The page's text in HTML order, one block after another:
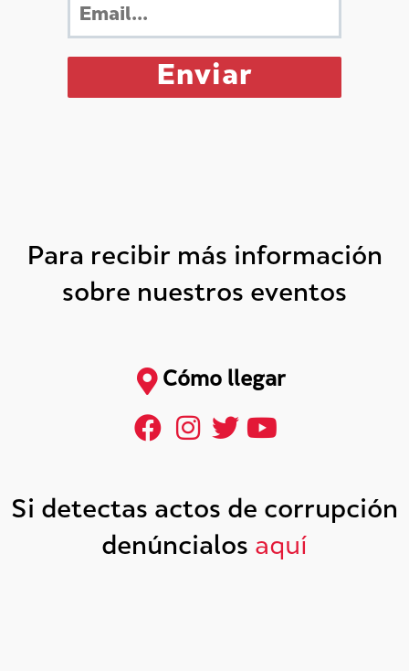
Para recibir más información
sobre nuestros eventos
Cómo llegar
Si detectas actos de corrupción
denúncialos aquí